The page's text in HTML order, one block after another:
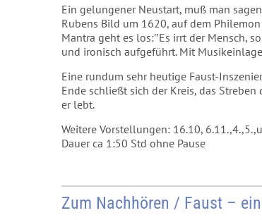
Ein gelungener Neustart, muß man
Rubens Bild um 1620, auf dem
Mantra geht es los:″Es irrt der Mensch,
und ironisch aufgeführt. Mit
Eine rundum sehr heutige Faust-
Ende schließt sich der Kreis, das
er lebt.
Weitere Vorstellungen: 16.10,
Dauer ca 1:50 Std ohne Pause
Zum Nachhören / Faust –